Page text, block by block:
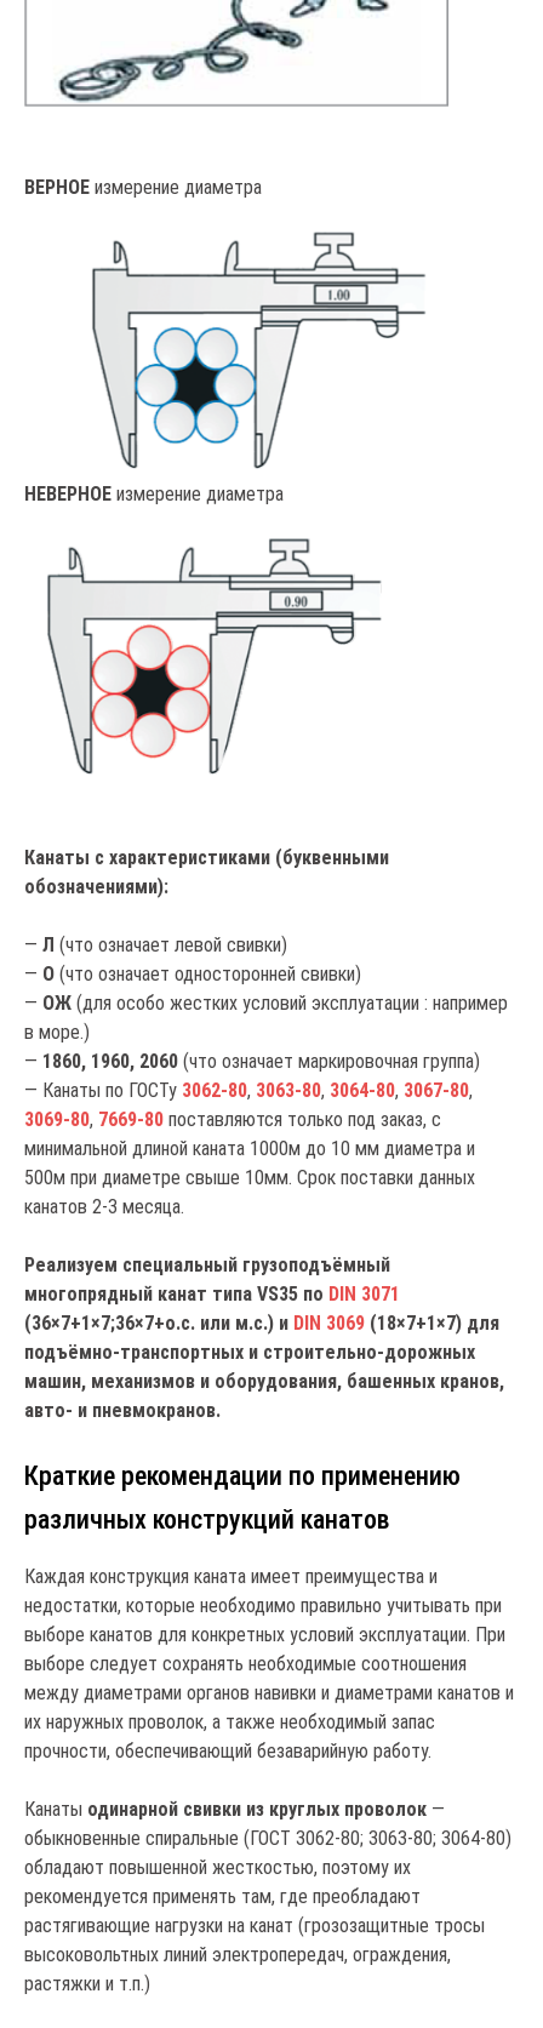
ВЕРНОЕ измерение диаметра
НЕВЕРНОЕ измерение диаметра
Канаты с характеристиками (буквенными
обозначениями):
— Л (что означает левой свивки)
— О (что означает односторонней свивки)
— ОЖ (для особо жестких условий эксплуатации : например
в море.)
— 1860, 1960, 2060 (что означает маркировочная группа)
— Канаты по ГОСТу 3062-80, 3063-80, 3064-80, 3067-80,
3069-80, 7669-80 поставляются только под заказ, с
минимальной длиной каната 1000м до 10 мм диаметра и
500м при диаметре свыше 10мм. Срок поставки данных
канатов 2-3 месяца.
Реализуем специальный грузоподъёмный
многопрядный канат типа VS35 по DIN 3071
(36×7+1×7;36×7+o.c. или м.c.) и DIN 3069 (18×7+1×7) для
подъёмно-транспортных и строительно-дорожных
машин, механизмов и оборудования, башенных кранов,
авто- и пневмокранов.
Краткие рекомендации по применению
различных конструкций канатов
Каждая конструкция каната имеет преимущества и
недостатки, которые необходимо правильно учитывать при
выборе канатов для конкретных условий эксплуатации. При
выборе следует сохранять необходимые соотношения
между диаметрами органов навивки и диаметрами канатов и
их наружных проволок, а также необходимый запас
прочности, обеспечивающий безаварийную работу.
Канаты одинарной свивки из круглых проволок —
обыкновенные спиральные (ГОСТ 3062-80; 3063-80; 3064-80)
обладают повышенной жесткостью, поэтому их
рекомендуется применять там, где преобладают
растягивающие нагрузки на канат (грозозащитные тросы
высоковольтных линий электропередач, ограждения,
растяжки и т.п.)